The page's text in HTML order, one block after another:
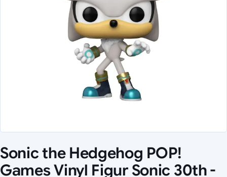
Sonic the Hedgehog POP!
Games Vinyl Figur Sonic 30th -